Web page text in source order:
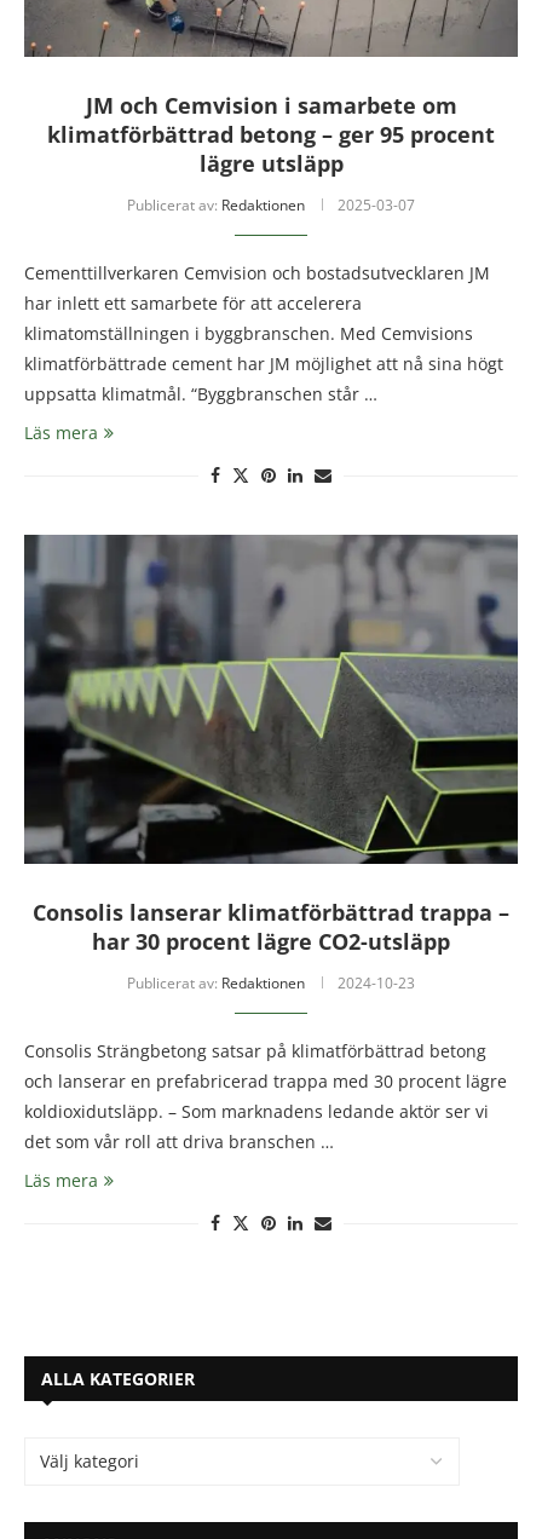
JM och Cemvision i samarbete om
klimatförbättrad betong – ger 95 procent
lägre utsläpp
Publicerat av: Redaktionen 2025-03-07
Cementtillverkaren Cemvision och bostadsutvecklaren JM
har inlett ett samarbete för att accelerera
klimatomställningen i byggbranschen. Med Cemvisions
klimatförbättrade cement har JM möjlighet att nå sina högt
uppsatta klimatmål. “Byggbranschen står …
Läs mera
Consolis lanserar klimatförbättrad trappa –
har 30 procent lägre CO2-utsläpp
Publicerat av: Redaktionen 2024-10-23
Consolis Strängbetong satsar på klimatförbättrad betong
och lanserar en prefabricerad trappa med 30 procent lägre
koldioxidutsläpp. – Som marknadens ledande aktör ser vi
det som vår roll att driva branschen …
Läs mera
ALLA KATEGORIER